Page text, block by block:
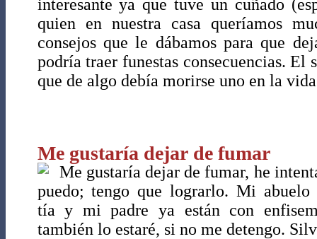
interesante ya que tuve un cuñado
quien en nuestra casa queríamos
consejos que le dábamos para que
podría traer funestas consecuencias. El
que de algo debía morirse uno en la
Me gustaría dejar de fumar
Me gustaría dejar de fumar, he
puedo; tengo que lograrlo. Mi
tía y mi padre ya están con
también lo estaré, si no me detengo.